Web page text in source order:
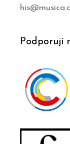
Podporují